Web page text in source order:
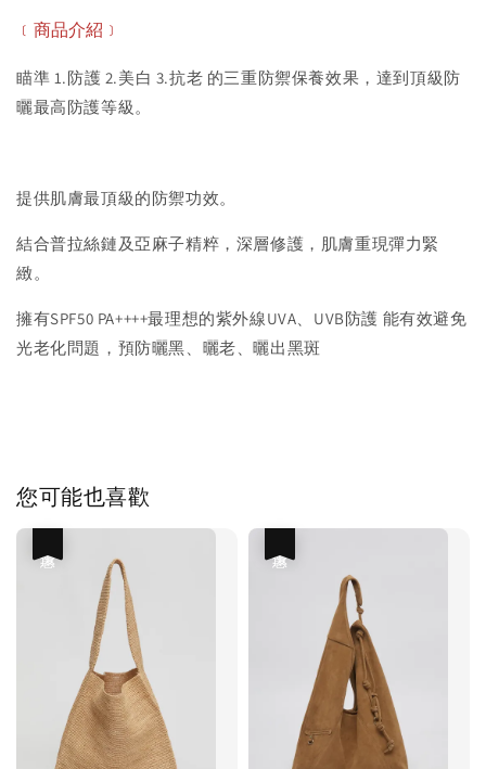
﹝商品介紹﹞
瞄準 1.防護 2.美白 3.抗老 的三重防禦保養效果，達到頂級防
曬最高防護等級。
提供肌膚最頂級的防禦功效。
結合普拉絲鏈及亞麻子精粹，深層修護，肌膚重現彈力緊
緻。
擁有SPF50 PA++++最理想的紫外線UVA、UVB防護 能有效避免
光老化問題，預防曬黑、曬老、曬出黑斑
您可能也喜歡